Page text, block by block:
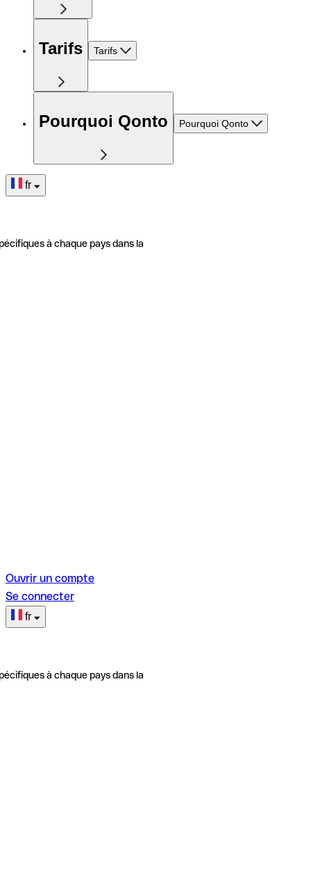
Tarifs Tarifs
Pourquoi Qonto Pourquoi Qonto
fr
à chaque pays dans la
Ouvrir un compte
Se connecter
fr
à chaque pays dans la